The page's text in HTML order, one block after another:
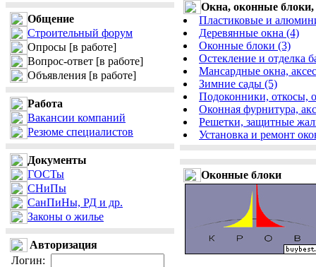
Общение
Строительный форум
Опросы [в работе]
Вопрос-ответ [в работе]
Объявления [в работе]
Работа
Вакансии компаний
Резюме специалистов
Документы
ГОСТы
СНиПы
СанПиНы, РД и др.
Законы о жилье
Авторизация
Логин:
Окна, оконные блоки,
Пластиковые и
Деревянные окна (4)
Оконные блоки (3)
Остекление и отделка
Мансардные окна,
Зимние сады (5)
Подоконники, откосы,
Оконная фурнитура,
Решетки, защитные
Установка и ремонт
Оконные блоки